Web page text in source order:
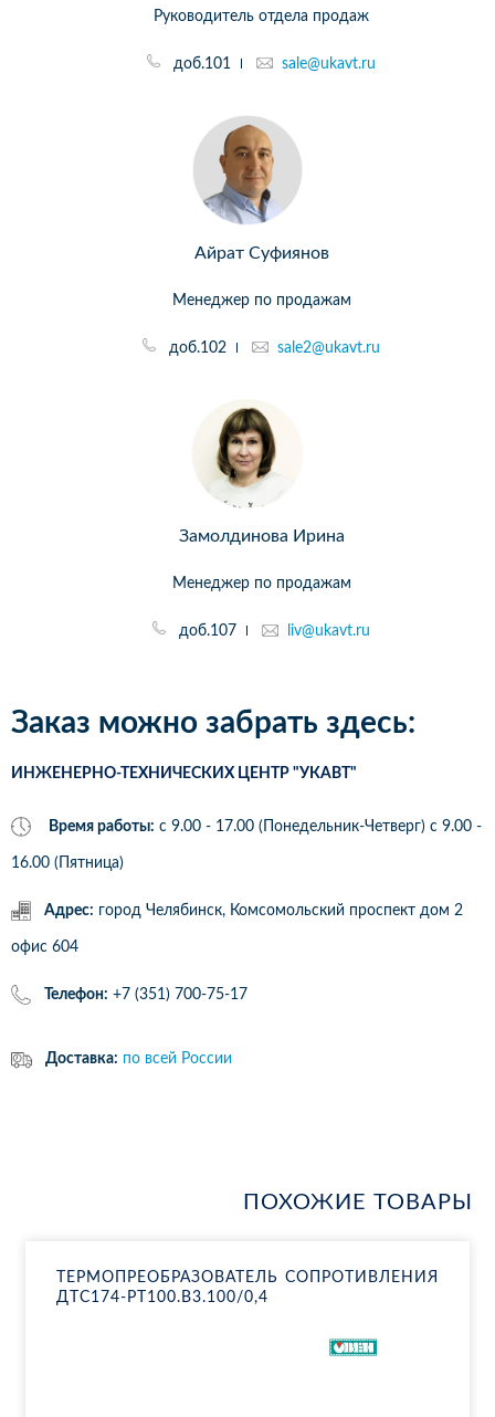
Руководитель отдела продаж
доб.101 sale@ukavt.ru
Айрат Суфиянов
Менеджер по продажам
доб.102 sale2@ukavt.ru
Замолдинова Ирина
Менеджер по продажам
доб.107 liv@ukavt.ru
Заказ можно забрать здесь:
ИНЖЕНЕРНО-ТЕХНИЧЕСКИХ ЦЕНТР "УКАВТ"
Время работы: с 9.00 - 17.00 (Понедельник-Четверг) c 9.00 -
16.00 (Пятница)
Адрес: город Челябинск, Комсомольский проспект дом 2
офис 604
Телефон: +7 (351) 700-75-17
Доставка: по всей России
ПОХОЖИЕ ТОВАРЫ
ТЕР­МО­ПРЕ­ОБ­РА­ЗО­ВА­ТЕЛЬ СО­ПРО­ТИВ­ЛЕ­НИЯ
ДТ­С174-РТ100.В3.100/0,4